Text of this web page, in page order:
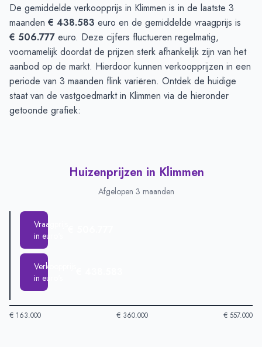
De gemiddelde verkoopprijs in Klimmen is in de laatste 3
maanden € 438.583 euro en de gemiddelde vraagprijs is
€ 506.777 euro. Deze cijfers fluctueren regelmatig,
voornamelijk doordat de prijzen sterk afhankelijk zijn van het
aanbod op de markt. Hierdoor kunnen verkoopprijzen in een
periode van 3 maanden flink variëren. Ontdek de huidige
staat van de vastgoedmarkt in Klimmen via de hieronder
getoonde grafiek:
Huizenprijzen in Klimmen
Afgelopen 3 maanden
Vraagprijs
in euro's
Verkoopprijs
in euro's
€ 163.000 € 360.000 € 557.000